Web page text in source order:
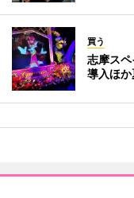
買う
志摩ス
導入ほ